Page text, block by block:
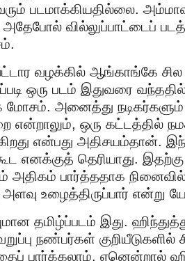
படமாக்கியதில்லை.
அதேபோல் வில்லுப்பாட்டைப்
வழக்கில் ஆங்காங்கே
ஒரு படம் இதுவரை
மோசம். அனைத்து நடிகர்களும்
ஒரு கட்டத்தில்
என்பது அதிசயம்தான்.
எனக்குத் தெரியாது.
அதிகம் பார்த்ததாக
உழைத்திருப்பார் என்று
தமிழ்ப்படம் இது.
நண்பர்கள் குறியீடுகளில்
பார்க்கலாம். ஏனென்றால்